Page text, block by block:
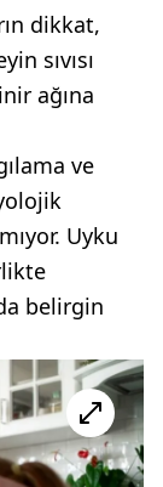
dikkat,
sıvısı
ağına
ve
Uyku
belirgin